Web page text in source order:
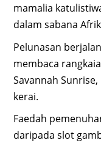
mamalia
dalam sabana
Pelunasan
membaca
Savannah
kerai.
Faedah
daripada slot